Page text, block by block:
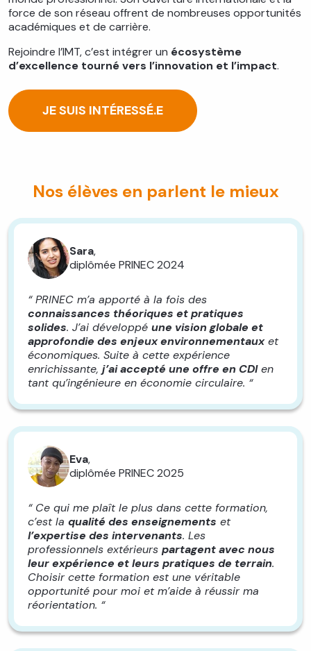
force de son réseau offrent de nombreuses opportunités
académiques et de carrière.
Rejoindre l’IMT, c’est intégrer un écosystème
d’excellence tourné vers l’innovation et l’impact.
JE SUIS INTÉRESSÉ.E
Nos élèves en parlent le mieux
Sara,
diplômée PRINEC 2024
“ PRINEC m’a apporté à la fois des
connaissances théoriques et pratiques
solides. J’ai développé une vision globale et
approfondie des enjeux environnementauxet
économiques. Suite à cette expérience
enrichissante, j’ai accepté une offre en CDIen
tant qu’ingénieure en économie circulaire. “
Eva,
diplômée PRINEC 2025
“ Ce qui me plaît le plus dans cette formation,
c’est la qualité des enseignements et
l’expertise des intervenants. Les
professionnels extérieurs partagent avec nous
leur expérience et leurs pratiques de terrain.
Choisir cette formation est une véritable
opportunité pour moi et m’aide à réussir ma
réorientation. “